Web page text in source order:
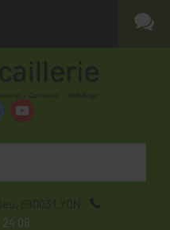
69003
LYON
08